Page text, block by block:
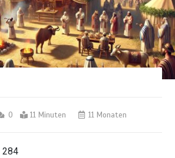
0 11 Minuten 11 Monaten
284